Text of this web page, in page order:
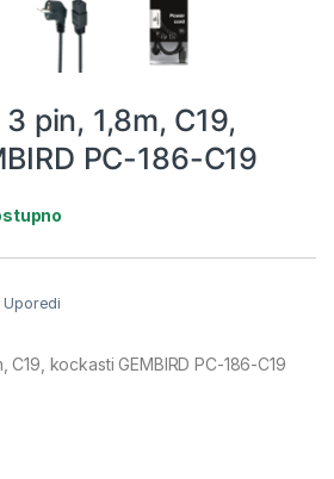
pin, 1,8m, C19,
PC-186-C19
Uporedi
C19, kockasti GEMBIRD PC-186-C19